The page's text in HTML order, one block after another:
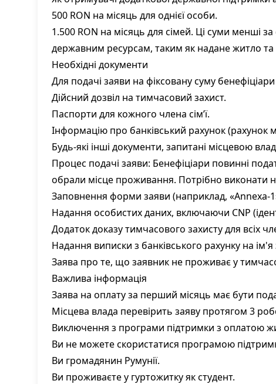
500 RON на місяць для однієї особи.
1.500 RON на місяць для сімей. Ці суми менші
державним ресурсам, таким як надане житло та
Необхідні документи
Для подачі заяви на фіксовану суму
Дійсний дозвіл на тимчасовий захист.
Паспорти для кожного члена сім’ї.
Інформацію про банківський рахунок (рахунок
Будь-які інші документи, запитані місцевою
Процес подачі заяви: Бенефіціари повинні
обрали місце проживання. Потрібно виконати
Заповнення форми заяви (наприклад, «Annexa-1
Надання особистих даних, включаючи CNP
Додаток доказу тимчасового захисту для всіх
Надання виписки з банківського рахунку на ім'я
Заява про те, що заявник не проживає у
Важлива інформація
Заява на оплату за перший місяць має бути
Місцева влада перевірить заяву протягом 3
Виключення з програми підтримки з оплатою
Ви не можете скористатися програмою
Ви громадянин Румунії.
Ви проживаєте у гуртожитку як студент.